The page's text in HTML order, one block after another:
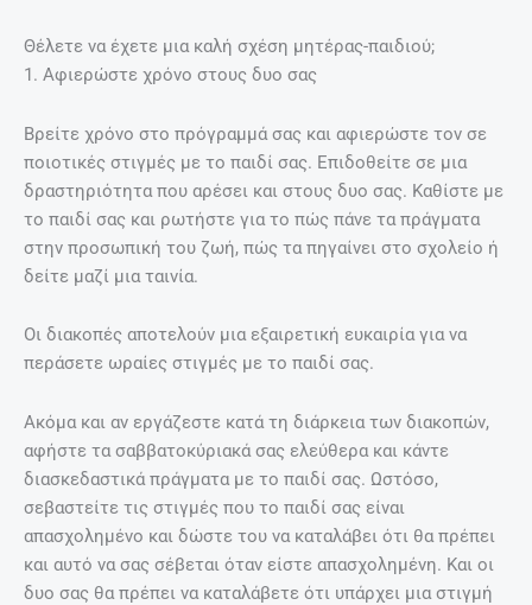
Θέλετε να έχετε μια καλή σχέση μητέρας-παιδιού;
1. Αφιερώστε χρόνο στους δυο σας
Βρείτε χρόνο στο πρόγραμμά σας και αφιερώστε τον σε
ποιοτικές στιγμές με το παιδί σας. Επιδοθείτε σε μια
δραστηριότητα που αρέσει και στους δυο σας. Καθίστε με
το παιδί σας και ρωτήστε για το πώς πάνε τα πράγματα
στην προσωπική του ζωή, πώς τα πηγαίνει στο σχολείο ή
δείτε μαζί μια ταινία.
Οι διακοπές αποτελούν μια εξαιρετική ευκαιρία για να
περάσετε ωραίες στιγμές με το παιδί σας.
Ακόμα και αν εργάζεστε κατά τη διάρκεια των διακοπών,
αφήστε τα σαββατοκύριακά σας ελεύθερα και κάντε
διασκεδαστικά πράγματα με το παιδί σας. Ωστόσο,
σεβαστείτε τις στιγμές που το παιδί σας είναι
απασχολημένο και δώστε του να καταλάβει ότι θα πρέπει
και αυτό να σας σέβεται όταν είστε απασχολημένη. Και οι
δυο σας θα πρέπει να καταλάβετε ότι υπάρχει μια στιγμή